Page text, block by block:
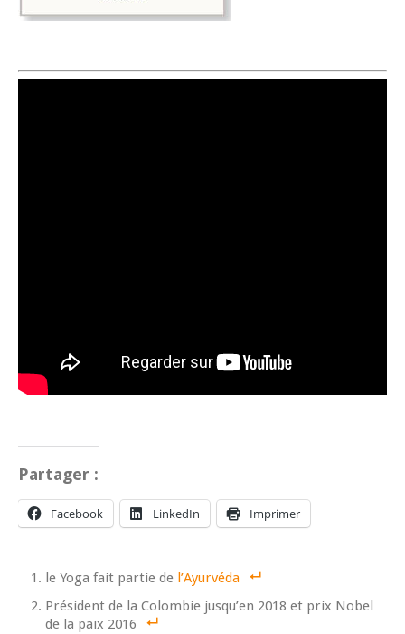
Partager :
Facebook LinkedIn Imprimer
le Yoga fait partie de l’Ayurvéda
Président de la Colombie jusqu’en 2018 et prix Nobel
de la paix 2016